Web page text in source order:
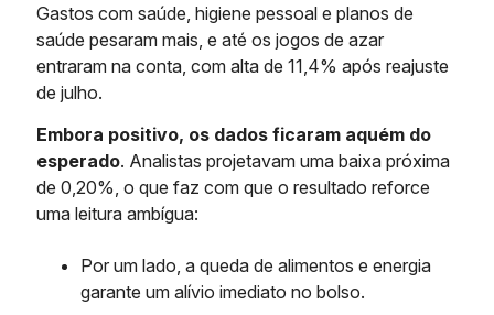
Gastos com saúde, higiene pessoal e planos de
saúde pesaram mais, e até os jogos de azar
entraram na conta, com alta de 11,4% após reajuste
de julho.
Embora positivo, os dados ficaram aquém do
esperado. Analistas projetavam uma baixa próxima
de 0,20%, o que faz com que o resultado reforce
uma leitura ambígua:
Por um lado, a queda de alimentos e energia
garante um alívio imediato no bolso.